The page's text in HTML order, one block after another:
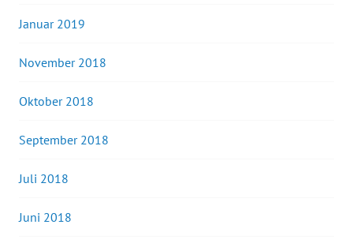
Januar 2019
November 2018
Oktober 2018
September 2018
Juli 2018
Juni 2018